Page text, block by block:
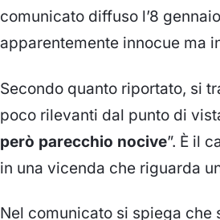
comunicato diffuso l’8
apparentemente innocue ma
Secondo quanto riportato, si
poco rilevanti dal punto di
però parecchio nocive”. È il
in una vicenda che riguarda
Nel comunicato si spiega